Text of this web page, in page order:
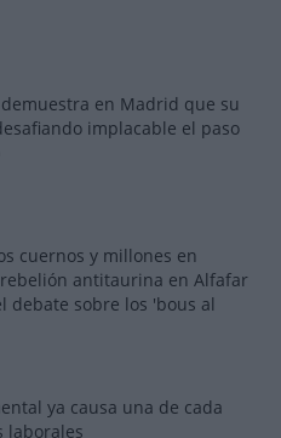
demuestra en Madrid que su
implacable el paso
cuernos y millones en
antitaurina en Alfafar
debate sobre los 'bous al
ya causa una de cada
laborales